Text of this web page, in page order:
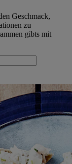
Geschmack,
zu
gibts mit